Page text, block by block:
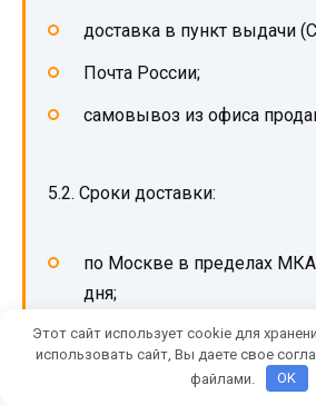
доставка в пункт выдачи
Почта России;
самовывоз из офиса
5.2. Сроки доставки:
по Москве в пределах
дня;
по России — 3-14 рабочих
зависимости от региона.
Этот сайт использует cookie для
использовать сайт, Вы даете свое
файлами.
OK